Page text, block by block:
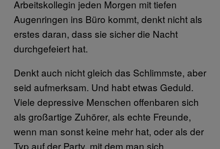
Arbeitskollegin jeden Morgen mit tiefen
Augenringen ins Büro kommt, denkt nicht als
erstes daran, dass sie sicher die Nacht
durchgefeiert hat.
Denkt auch nicht gleich das Schlimmste, aber
seid aufmerksam. Und habt etwas Geduld.
Viele depressive Menschen offenbaren sich
als großartige Zuhörer, als echte Freunde,
wenn man sonst keine mehr hat, oder als der
Typ auf der Party, mit dem man sich